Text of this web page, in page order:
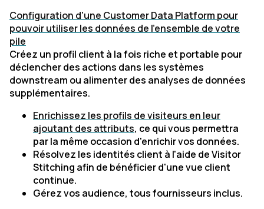
Configuration d'une Customer Data Platform pour
pouvoir utiliser les données de l'ensemble de votre
pile
Créez un profil client à la fois riche et portable pour
déclencher des actions dans les systèmes
downstream ou alimenter des analyses de données
supplémentaires.
Enrichissez les profils de visiteurs en leur
ajoutant des attributs, ce qui vous permettra
par la même occasion d'enrichir vos données.
Résolvez les identités client à l'aide de Visitor
Stitching afin de bénéficier d'une vue client
continue.
Gérez vos audience, tous fournisseurs inclus.